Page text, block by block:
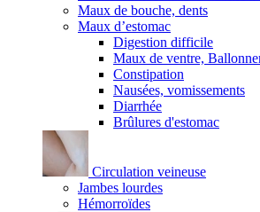
Maux de bouche, dents
Maux d’estomac
Digestion difficile
Maux de ventre,
Constipation
Nausées, vomissements
Diarrhée
Brûlures d'estomac
Circulation veineuse
Jambes lourdes
Hémorroïdes